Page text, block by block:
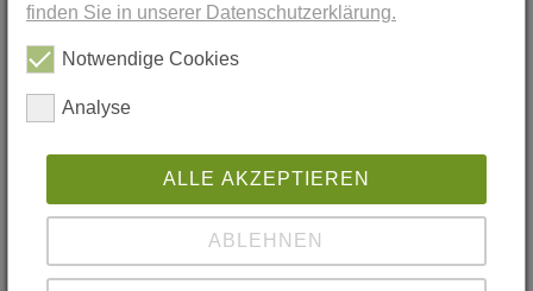
MieterZeitung
Heizkostenspiegel
finden Sie in unserer Datenschutzerklärung.
Notwendige Cookies
Analyse
ALLE AKZEPTIEREN
ABLEHNEN